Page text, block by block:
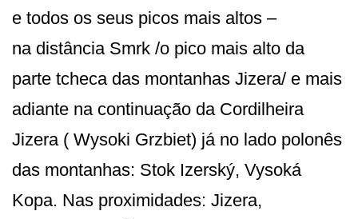
e todos os seus picos mais altos –
na distância Smrk /o pico mais alto da
parte tcheca das montanhas Jizera/ e mais
adiante na continuação da Cordilheira
Jizera ( Wysoki Grzbiet) já no lado polonês
das montanhas: Stok Izerský, Vysoká
Kopa. Nas proximidades: Jizera,